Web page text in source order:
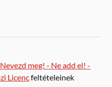
meg! - Ne add el! -
Licencfeltételeinek